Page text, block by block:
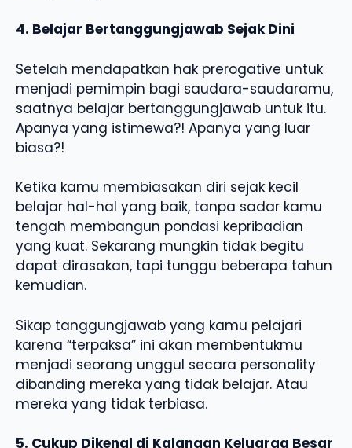
4. Belajar Bertanggungjawab Sejak Dini
Setelah mendapatkan hak prerogative untuk
menjadi pemimpin bagi saudara-saudaramu,
saatnya belajar bertanggungjawab untuk itu.
Apanya yang istimewa?! Apanya yang luar
biasa?!
Ketika kamu membiasakan diri sejak kecil
belajar hal-hal yang baik, tanpa sadar kamu
tengah membangun pondasi kepribadian
yang kuat. Sekarang mungkin tidak begitu
dapat dirasakan, tapi tunggu beberapa tahun
kemudian.
Sikap tanggungjawab yang kamu pelajari
karena “terpaksa” ini akan membentukmu
menjadi seorang unggul secara personality
dibanding mereka yang tidak belajar. Atau
mereka yang tidak terbiasa.
5. Cukup Dikenal di Kalangan Keluarga Besar